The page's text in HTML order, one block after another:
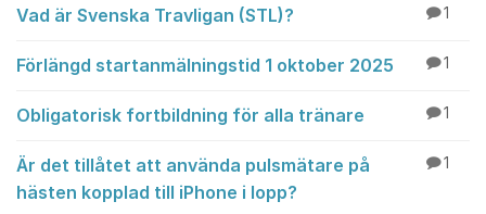
Vad är Svenska Travligan (STL)? 1
Förlängd startanmälningstid 1 oktober 2025 1
Obligatorisk fortbildning för alla tränare 1
Är det tillåtet att använda pulsmätare på
hästen kopplad till iPhone i lopp?
1